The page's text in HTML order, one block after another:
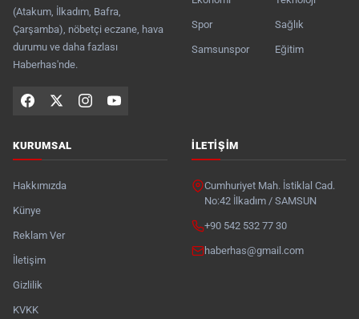
(Atakum, İlkadım, Bafra,
Çarşamba), nöbetçi eczane, hava
durumu ve daha fazlası
Haberhas'nde.
Spor
Samsunspor
Sağlık
Eğitim
KURUMSAL
Hakkımızda
Künye
Reklam Ver
İletişim
Gizlilik
KVKK
İLETIŞIM
Cumhuriyet Mah. İstiklal Cad.
No:42 İlkadım / SAMSUN
+90 542 532 77 30
haberhas@gmail.com